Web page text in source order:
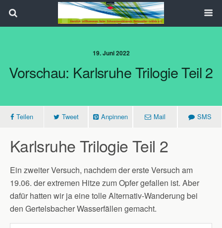
19. Juni 2022
Vorschau: Karlsruhe Trilogie Teil 2
Teilen Tweet Anpinnen Mail SMS
Karlsruhe Trilogie Teil 2
Ein zweiter Versuch, nachdem der erste Versuch am
19.06. der extremen Hitze zum Opfer gefallen ist. Aber
dafür hatten wir ja eine tolle Alternativ-Wanderung bei
den Gertelsbacher Wasserfällen gemacht.